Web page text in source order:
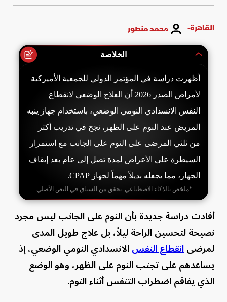
القاهرة- محمد منصور
الخلاصة
أظهرت دراسة في المؤتمر الدولي للجمعية الأميركية
لأمراض الصدر 2026 أن العلاج الوضعي لانقطاع
النفس الانسدادي النومي الوضعي، باستخدام جهاز ينبه
المريض عند النوم على الظهر، نجح في تدريب أكثر
من ثلثي المرضى على النوم على الجانب مع استمرار
السيطرة على الأعراض لمدة تصل إلى عام بعد إيقاف
الجهاز، مما يجعله بديلاً مهماً لجهاز CPAP.
*ملخص بالذكاء الاصطناعي. تحقق من السياق في النص الأصلي.
أفادت دراسة جديدة بأن النوم على الجانب ليس مجرد
نصيحة لتحسين الراحة ليلاً، بل علاج طويل المدى
لمرضىانقطاع النفسالانسدادي النومي الوضعي، إذ
يساعدهم على تجنب النوم على الظهر، وهو الوضع
الذي يفاقم اضطراب التنفس أثناء النوم.